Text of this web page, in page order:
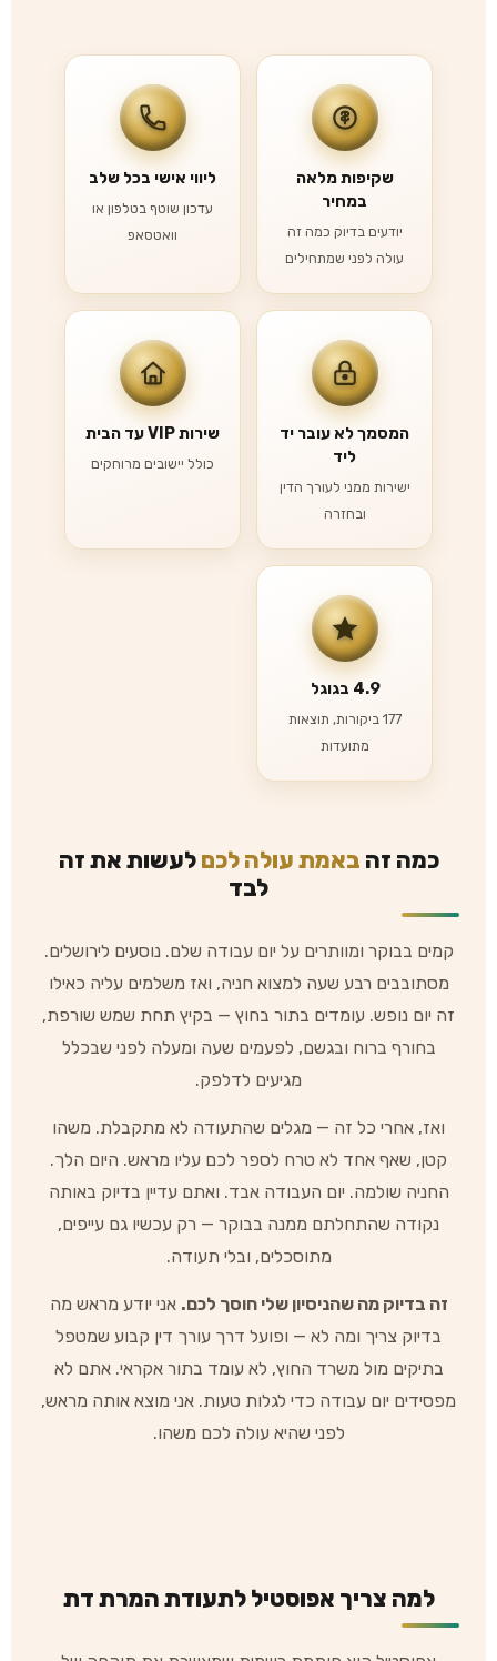
שקיפות מלאה
במחיר
יודעים בדיוק כמה זה
עולה לפני שמתחילים
ליווי אישי בכל שלב
עדכון שוטף בטלפון או
וואטסאפ
המסמך לא עובר יד
ליד
ישירות ממני לעורך הדין
ובחזרה
שירות VIP עד הבית
כולל יישובים מרוחקים
4.9 בגוגל
177 ביקורות, תוצאות
מתועדות
כמה זה באמת עולה לכם לעשות את זה
לבד
קמים בבוקר ומוותרים על יום עבודה שלם. נוסעים לירושלים.
מסתובבים רבע שעה למצוא חניה, ואז משלמים עליה כאילו
זה יום נופש. עומדים בתור בחוץ — בקיץ תחת שמש שורפת,
בחורף ברוח ובגשם, לפעמים שעה ומעלה לפני שבכלל
מגיעים לדלפק.
ואז, אחרי כל זה — מגלים שהתעודה לא מתקבלת. משהו
קטן, שאף אחד לא טרח לספר לכם עליו מראש. היום הלך.
החניה שולמה. יום העבודה אבד. ואתם עדיין בדיוק באותה
נקודה שהתחלתם ממנה בבוקר — רק עכשיו גם עייפים,
מתוסכלים, ובלי תעודה.
זה בדיוק מה שהניסיון שלי חוסך לכם. אני יודע מראש מה
בדיוק צריך ומה לא — ופועל דרך עורך דין קבוע שמטפל
בתיקים מול משרד החוץ, לא עומד בתור אקראי. אתם לא
מפסידים יום עבודה כדי לגלות טעות. אני מוצא אותה מראש,
לפני שהיא עולה לכם משהו.
למה צריך אפוסטיל לתעודת המרת דת